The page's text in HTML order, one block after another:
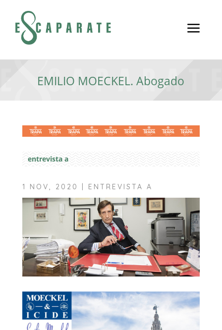
a
EMILIO MOECKEL. Abogado
entrevista a
1 NOV, 2020 ENTREVISTA A